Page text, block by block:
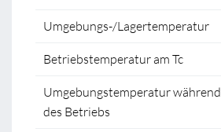
Umgebungs-/Lagertemperatur
Betriebstemperatur am Tc
Umgebungstemperatur während
des Betriebs